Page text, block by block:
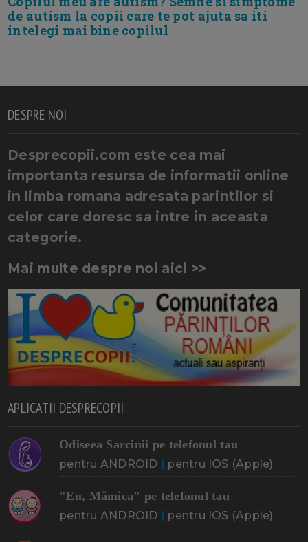
de autism la copii care te pot ajuta sa iti
intelegi mai bine copilul
DESPRE NOI
Desprecopii.com este cea mai
importanta resursa de informatii online
in limba romana adresata parintilor si
celor care doresc sa intre in aceasta
categorie.
Mai multe despre noi aici >>
APLICATII DESPRECOPII
Odiseea Sarcinii pe telefonul tau
pentru ANDROID pentru IOS (Apple)
"Eu, Mămica" pe telefonul tau
pentru ANDROID pentru IOS (Apple)